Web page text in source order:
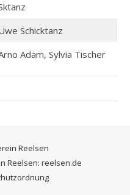
Schicktanz
Adam, Sylvia Tischer
Reelsen
Reelsen: reelsen.de